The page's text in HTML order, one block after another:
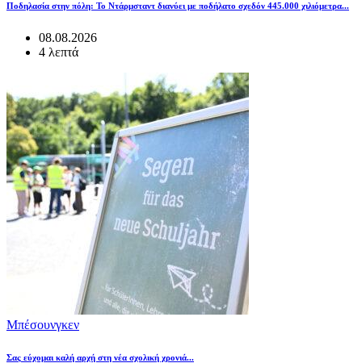
Ποδηλασία στην πόλη: Το Ντάρμσταντ διανύει με ποδήλατο σχεδόν 445.000 χιλιόμετρα...
08.08.2026
4 λεπτά
Μπέσουνγκεν
Σας εύχομαι καλή αρχή στη νέα σχολική χρονιά...